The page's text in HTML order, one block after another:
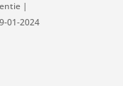
|
01-2024